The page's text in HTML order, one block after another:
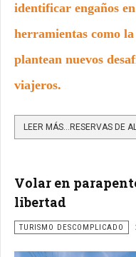
identificar engaños
herramientas como
plantean nuevos
viajeros.
Volar en
libertad
TURISMO DESCOMPLICADO